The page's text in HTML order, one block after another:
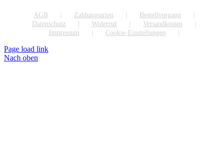
AGB Zahlungsarten
Bestellvorgang
Datenschutz
Widerruf
Versandkosten
Impressum
Cookie-Einstellungen
Page load link
Nach oben